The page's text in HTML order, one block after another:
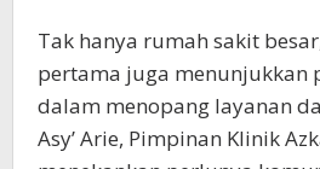
Tak hanya rumah sakit
pertama juga menunjukkan
dalam menopang layanan
Asy’ Arie, Pimpinan Klinik